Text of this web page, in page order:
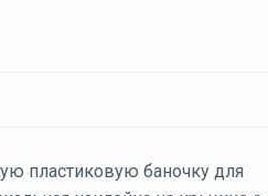
пластиковую баночку для